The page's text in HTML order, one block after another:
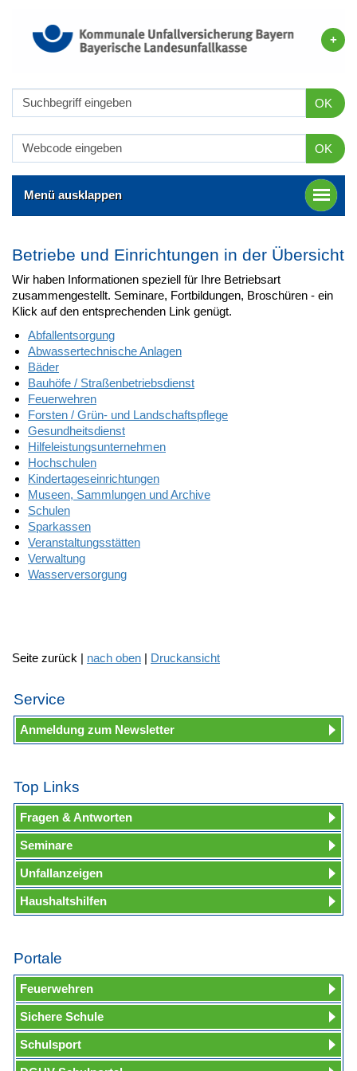
OK
OK
Menü ausklappen
Betriebe und Einrichtungen in der Übersicht
Wir haben Informationen speziell für Ihre Betriebsart
zusammengestellt. Seminare, Fortbildungen, Broschüren - ein
Klick auf den entsprechenden Link genügt.
Abfallentsorgung
Abwassertechnische Anlagen
Bäder
Bauhöfe / Straßenbetriebsdienst
Feuerwehren
Forsten / Grün- und Landschaftspflege
Gesundheitsdienst
Hilfeleistungsunternehmen
Hochschulen
Kindertageseinrichtungen
Museen, Sammlungen und Archive
Schulen
Sparkassen
Veranstaltungsstätten
Verwaltung
Wasserversorgung
Seite zurück | nach oben | Druckansicht
Service
Anmeldung zum Newsletter
Top Links
Fragen & Antworten
Seminare
Unfallanzeigen
Haushaltshilfen
Portale
Feuerwehren
Sichere Schule
Schulsport